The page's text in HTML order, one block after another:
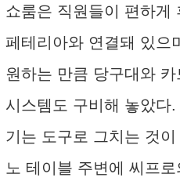
쇼룸은 직원들이 편하게
페테리아와 연결돼 있으
원하는 만큼 당구대와
시스템도 구비해 놓았다
기는 도구로 그치는 것
노 테이블 주변에 씨프